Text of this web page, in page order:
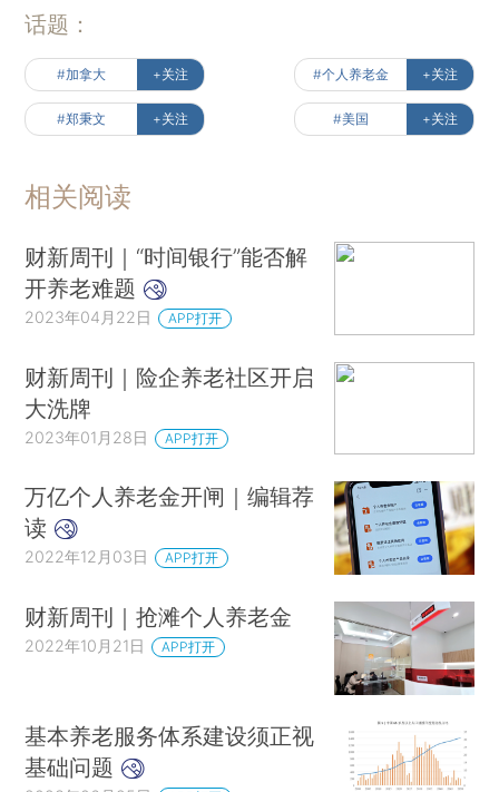
话题：
#加拿大 +关注 #个人养老金 +关注
#郑秉文 +关注 #美国 +关注
相关阅读
财新周刊｜“时间银行”能否解
开养老难题
2023年04月22日 APP打开
财新周刊｜险企养老社区开启
大洗牌
2023年01月28日 APP打开
万亿个人养老金开闸｜编辑荐
读
2022年12月03日 APP打开
财新周刊｜抢滩个人养老金
2022年10月21日 APP打开
基本养老服务体系建设须正视
基础问题